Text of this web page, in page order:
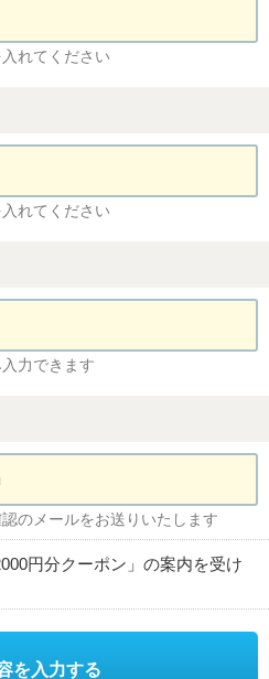
れてください
れてください
力できます
のメールをお送りいたします
円分クーポン」の案内を受け
を入力する